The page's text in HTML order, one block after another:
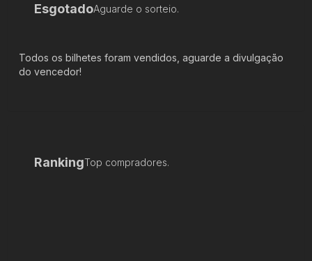
EsgotadoAguarde o sorteio.
Todos os bilhetes foram vendidos, aguarde a divulgação
do vencedor!
RankingTop compradores.